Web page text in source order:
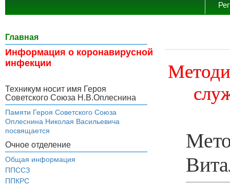
Главная
Информация о коронавирусной
инфекции
Техникум носит имя Героя
Советского Союза Н.В.Оплеснина
Памяти Героя Советского Союза
Оплеснина Николая Васильевича
посвящается
Очное отделение
Общая информация
ППССЗ
ППКРС